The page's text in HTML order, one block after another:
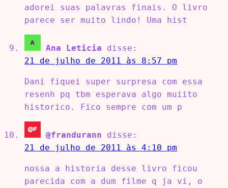
adorei suas palavras finais. O livro
parece ser muito lindo! Uma hist
Ana Leticia
disse:
21 de julho de 2011 às 8:57 pm
Dani fiquei super surpresa com essa
resenh pq tbm esperava algo muiito
historico. Fico sempre com um p
@frandurann
disse:
21 de julho de 2011 às 4:10 pm
nossa a historia desse livro ficou
parecida com a dum filme q ja vi, o